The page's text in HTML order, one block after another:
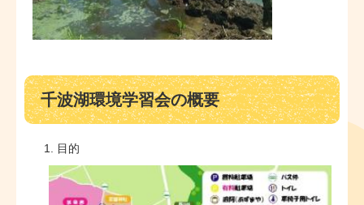
千波湖環境学習会の概要
目的